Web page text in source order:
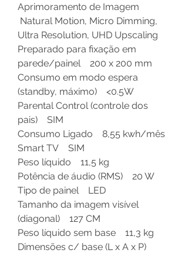
Aprimoramento de Imagem
Natural Motion, Micro Dimming,
Ultra Resolution, UHD Upscaling
Preparado para fixação em
parede/painel 200 x 200 mm
Consumo em modo espera
(standby, máximo) <0.5W
Parental Control (controle dos
pais) SIM
Consumo Ligado 8,55 kwh/mês
Smart TV SIM
Peso líquido 11,5 kg
Potência de áudio (RMS) 20 W
Tipo de painel LED
Tamanho da imagem visível
(diagonal) 127 CM
Peso líquido sem base 11,3 kg
Dimensões c/ base (L x A x P)